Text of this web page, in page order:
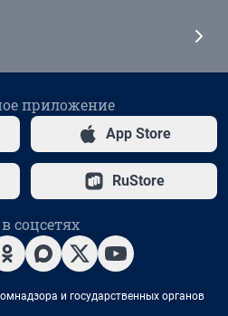
приложение
App Store
RuStore
соцсетях
и государственных органов